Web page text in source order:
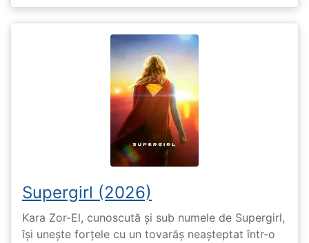
Supergirl (2026)
Kara Zor-El, cunoscută și sub numele de Supergirl,
își unește forțele cu un tovarăș neașteptat într-o